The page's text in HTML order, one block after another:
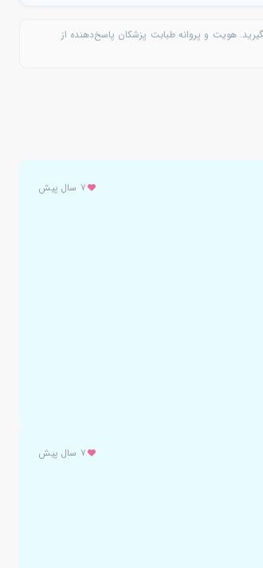
هویت و پروانه طبابت پزشکان پاسخ‌دهنده از
۷ سال پیش
۷ سال پیش